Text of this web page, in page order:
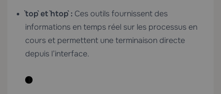
`top` et `htop` : Ces outils fournissent des
informations en temps réel sur les processus en
cours et permettent une terminaison directe
depuis l’interface.